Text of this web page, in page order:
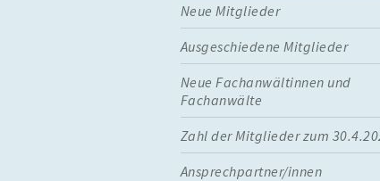
Neue Mitglieder
Ausgeschiedene Mitglieder
Neue Fachanwältinnen und
Fachanwälte
Zahl der Mitglieder zum
Ansprechpartner/innen